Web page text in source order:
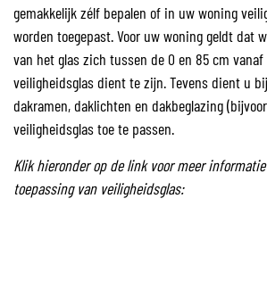
gemakkelijk zélf bepalen of in uw woning
worden toegepast. Voor uw woning geldt dat
van het glas zich tussen de 0 en 85 cm
veiligheidsglas dient te zijn. Tevens dient u
dakramen, daklichten en dakbeglazing
veiligheidsglas toe te passen.
Klik hieronder op de link voor meer
toepassing van veiligheidsglas: